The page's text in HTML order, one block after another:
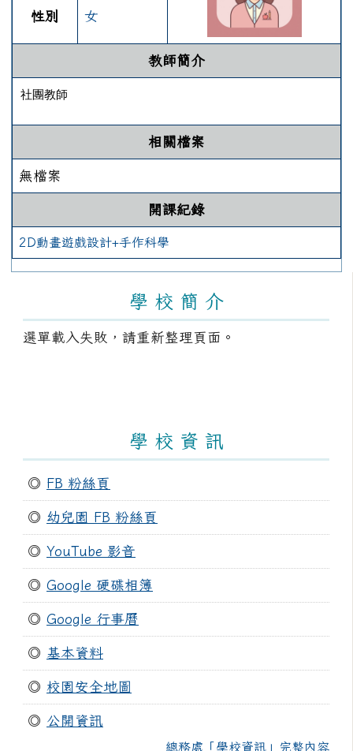
性別 女
教師簡介
社團教師
相關檔案
無檔案
開課紀錄
2D動畫遊戲設計+手作科學
學 校 簡 介
選單載入失敗，請重新整理頁面。
學 校 資 訊
◎ FB 粉絲頁
◎ 幼兒園 FB 粉絲頁
◎ YouTube 影音
◎ Google 硬碟相簿
◎ Google 行事曆
◎ 基本資料
◎ 校園安全地圖
◎ 公開資訊
總務處「學校資訊」完整內容